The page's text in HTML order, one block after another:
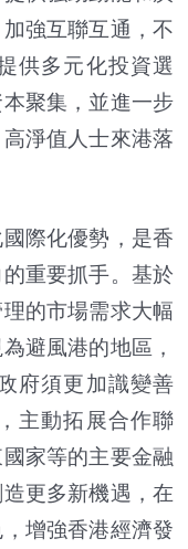
強互聯互通，不
供多元化投資選
聚集，並進一步
淨值人士來港落
際化優勢，是香
重要抓手。基於
的市場需求大幅
避風港的地區，
府須更加識變善
主動拓展合作聯
家等的主要金融
更多新機遇，在
增強香港經濟發